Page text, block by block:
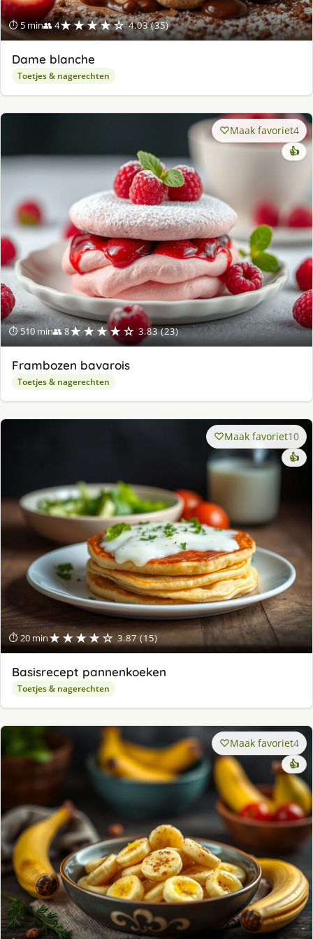
⏱ 5 min👥 4★★★★☆ 4.03 (35)
Dame blanche
Toetjes & nagerechten
⏱ 510 min👥 8★★★★☆ 3.83 (23)
Maak favoriet4
👍
Frambozen bavarois
Toetjes & nagerechten
⏱ 20 min★★★★☆ 3.87 (15)
Maak favoriet10
👍
Basisrecept pannenkoeken
Toetjes & nagerechten
Maak favoriet4
👍